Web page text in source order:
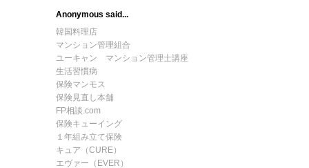
Anonymous said...
韓国料理店
マンション管理組合
ユーキャン マンション管理士講座
生活習慣病
保険マンモス
保険見直し本舗
FP相談.com
保険キューイング
１年組み立て保険
キュア（CURE）
エヴァー（EVER）